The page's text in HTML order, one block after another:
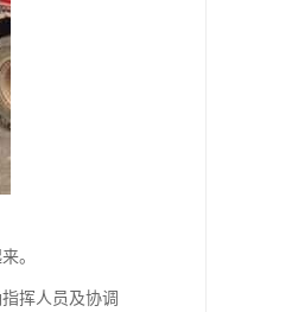
。
挥人员及协调